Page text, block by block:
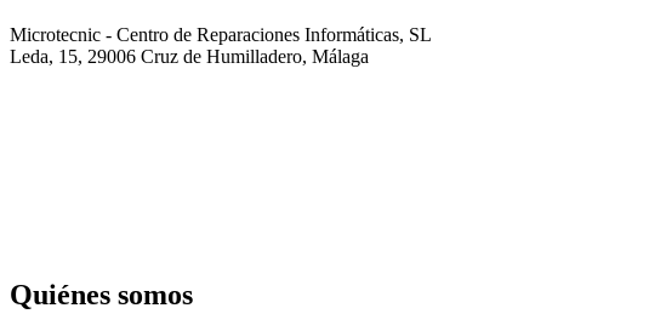
Microtecnic - Centro de Reparaciones Informáticas, SL
Leda, 15, 29006 Cruz de Humilladero, Málaga
Quiénes somos